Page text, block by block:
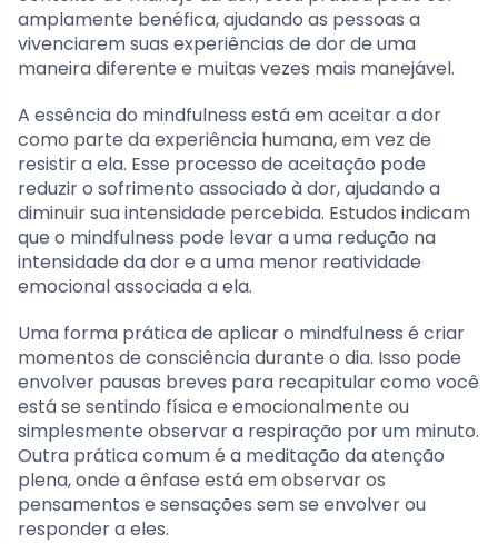
amplamente benéfica, ajudando as pessoas a
vivenciarem suas experiências de dor de uma
maneira diferente e muitas vezes mais manejável.
A essência do mindfulness está em aceitar a dor
como parte da experiência humana, em vez de
resistir a ela. Esse processo de aceitação pode
reduzir o sofrimento associado à dor, ajudando a
diminuir sua intensidade percebida. Estudos indicam
que o mindfulness pode levar a uma redução na
intensidade da dor e a uma menor reatividade
emocional associada a ela.
Uma forma prática de aplicar o mindfulness é criar
momentos de consciência durante o dia. Isso pode
envolver pausas breves para recapitular como você
está se sentindo física e emocionalmente ou
simplesmente observar a respiração por um minuto.
Outra prática comum é a meditação da atenção
plena, onde a ênfase está em observar os
pensamentos e sensações sem se envolver ou
responder a eles.